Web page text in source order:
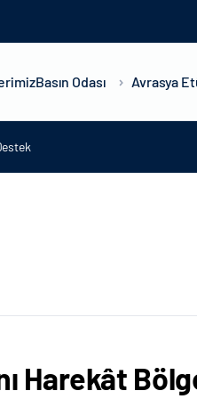
Basın Odası Avrasya
Harekât